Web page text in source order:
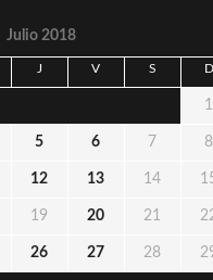
Julio 2018
J V S D
1
5 6 7 8
12 13 14
19 20 21
26 27 28